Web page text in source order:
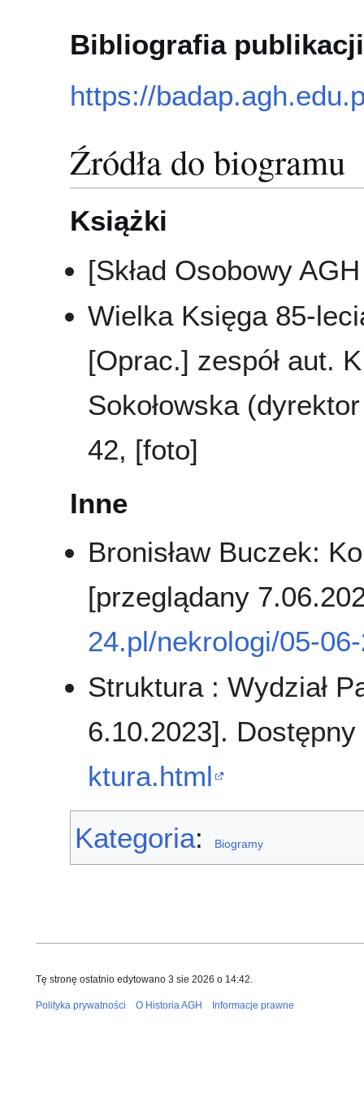
Bibliografia publikacji
https://
Źródła do biogramu
Książki
[Skład Osobowy
Wielka Księga 85-
[Oprac.] zespół aut.
Sokołowska
42, [foto]
Inne
Bronisław Buczek:
[przeglądany
24.pl/nekrologi/05-
Struktura : Wydział
6.10.2023].
ktura.html
Kategoria: Biogramy
Tę stronę ostatnio edytowano 3 sie 2026 o 14:42.
Polityka prywatności O Historia AGH Informacje prawne